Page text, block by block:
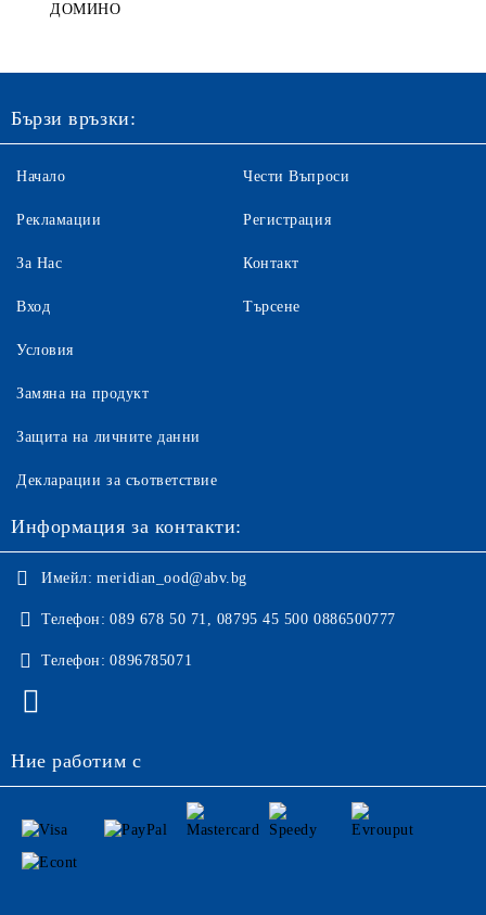
ДОМИНО
Бързи връзки:
Начало
Рекламации
За Нас
Вход
Чести Въпроси
Регистрация
Контакт
Търсене
Условия
Замяна на продукт
Защита на личните данни
Декларации за съответствие
Информация за контакти:
Имейл: meridian_ood@abv.bg
Телефон: 089 678 50 71, 08795 45 500 0886500777
Телефон: 0896785071
Ние работим с